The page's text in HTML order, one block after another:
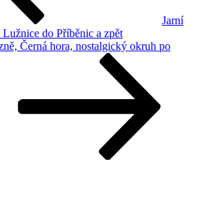
Jarní
do Příběnic a zpět
Černá hora, nostalgický okruh po